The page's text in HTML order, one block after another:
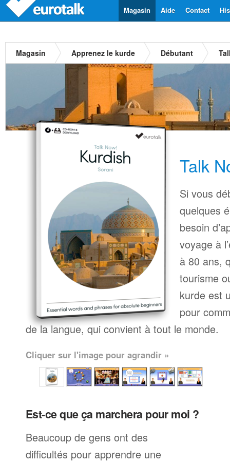
Contact
Aide
Magasin
Magasin Apprenez le kurde Débutant
Talk
Si vous
quelques
besoin
voyage à
à 80 ans,
tourisme
kurde est
pour
de la langue, qui convient à tout le monde.
Cliquer sur l'image pour agrandir »
Est-ce que ça marchera pour moi ?
Beaucoup de gens ont des
difficultés pour apprendre une